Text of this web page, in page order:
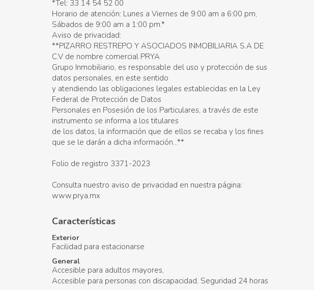
*Tel: 33 14 54 52 00
Horario de atención: Lunes a Viernes de 9:00 am a 6:00 pm,
Sábados de 9:00 am a 1:00 pm.*
Aviso de privacidad:
**PIZARRO RESTREPO Y ASOCIADOS INMOBILIARIA S.A DE
C.V de nombre comercial PRYA
Grupo Inmobiliario, es responsable del uso y protección de sus
datos personales, en este sentido
y atendiendo las obligaciones legales establecidas en la Ley
Federal de Protección de Datos
Personales en Posesión de los Particulares, a través de este
instrumento se informa a los titulares
de los datos, la información que de ellos se recaba y los fines
que se le darán a dicha información...**
Folio de registro 3371-2023
Consulta nuestro aviso de privacidad en nuestra página:
www.prya.mx
Características
Exterior
Facilidad para estacionarse
General
Accesible para adultos mayores
Accesible para personas con discapacidad Seguridad 24 horas